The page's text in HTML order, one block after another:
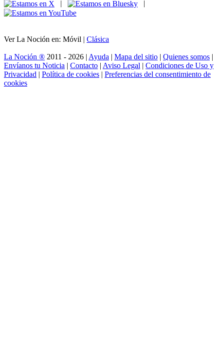
|
|
Ver La Noción en: Móvil | Clásica
La Noción ® 2011 - 2026 | Ayuda | Mapa del sitio | Quienes somos |
Envíanos tu Noticia | Contacto | Aviso Legal | Condiciones de Uso y
Privacidad | Política de cookies | Preferencias del consentimiento de
cookies